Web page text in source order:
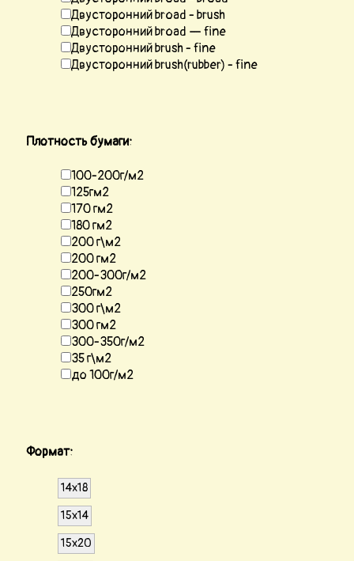
Двусторонний broad - brush
Двусторонний broad — fine
Двусторонний brush - fine
Двусторонний brush(rubber) - fine
Плотность бумаги:
100-200г/м2
125гм2
170 гм2
180 гм2
200 г\м2
200 гм2
200-300г/м2
250гм2
300 г\м2
300 гм2
300-350г/м2
35 г\м2
до 100г/м2
Формат:
14х18
15х14
15х20